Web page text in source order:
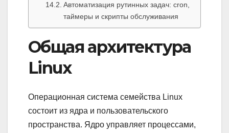
Автоматизация рутинных задач: cron,
таймеры и скрипты обслуживания
Общая архитектура
Linux
Операционная система семейства Linux
состоит из ядра и пользовательского
пространства. Ядро управляет процессами,